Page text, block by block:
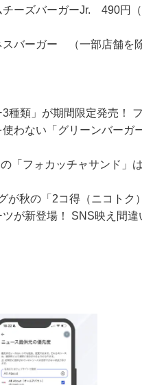
ーガーJr. 490円（
バーガー （一部店舗を除
種類」が期間限定発売！
わない「グリーンバーガ
「フォカッチャサンド」
が秋の「2コ得（ニコトク
が新登場！ SNS映え間